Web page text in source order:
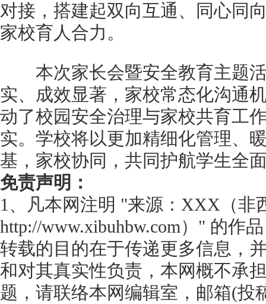
对接，搭建起双向互通、同心同
家校育人合力。
本次家长会暨安全教育主题活
实、成效显著，家校常态化沟通
动了校园安全治理与家校共育工
实。学校将以更加精细化管理、
基，家校协同，共同护航学生全
免责声明：
1、凡本网注明 "来源：XXX（非
http://www.xibuhbw.com）" 的作
转载的目的在于传递更多信息，
和对其真实性负责，本网概不承
题，请联络本网编辑室，邮箱(投